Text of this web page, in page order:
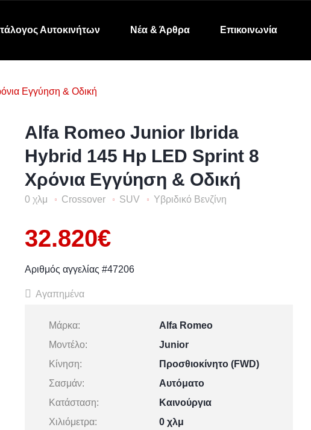
Αυτοκινήτων Νέα & Άρθρα Επικοινωνία
Εγγύηση & Οδική
Alfa Romeo Junior Ibrida
Hybrid 145 Hp LED Sprint 8
Χρόνια Εγγύηση & Οδική
0 χλμ Crossover SUV Υβριδικό Βενζίνη
32.820€
Αριθμός αγγελίας #47206
Αγαπημένα
Μάρκα:
Alfa Romeo
Μοντέλο:
Junior
Κίνηση:
Προσθιοκίνητο (FWD)
Σασμάν:
Αυτόματο
Κατάσταση:
Καινούργια
Χιλιόμετρα:
0 χλμ